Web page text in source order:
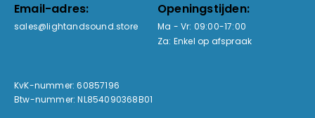
Email-adres:
sales@lightandsound.store
Openingstijden:
Ma - Vr: 09:00-17:00
Za: Enkel op afspraak
KvK-nummer: 60857196
Btw-nummer: NL854090368B01